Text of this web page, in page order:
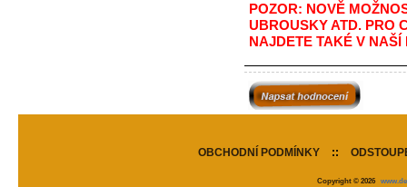
POZOR: NOVĚ
UBROUSKY ATD. PRO
NAJDETE TAKÉ V NAŠÍ
OBCHODNÍ PODMÍNKY ::
Copyright © 2026